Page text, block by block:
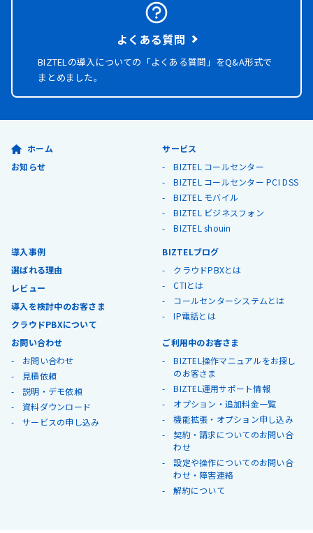
よくある質問
BIZTELの導入についての「よくある質問」をQ&A形式で
まとめました。
ホーム
お知らせ
サービス
BIZTEL コールセンター
BIZTEL コールセンター PCI DSS
BIZTEL モバイル
BIZTEL ビジネスフォン
BIZTEL shouin
導入事例
選ばれる理由
レビュー
導入を検討中のお客さま
クラウドPBXについて
BIZTELブログ
クラウドPBXとは
CTIとは
コールセンターシステムとは
IP電話とは
お問い合わせ
お問い合わせ
見積依頼
説明・デモ依頼
資料ダウンロード
サービスの申し込み
ご利用中のお客さま
BIZTEL操作マニュアルをお探し
のお客さま
BIZTEL運用サポート情報
オプション・追加料金一覧
機能拡張・オプション申し込み
契約・請求についてのお問い合
わせ
設定や操作についてのお問い合
わせ・障害連絡
解約について